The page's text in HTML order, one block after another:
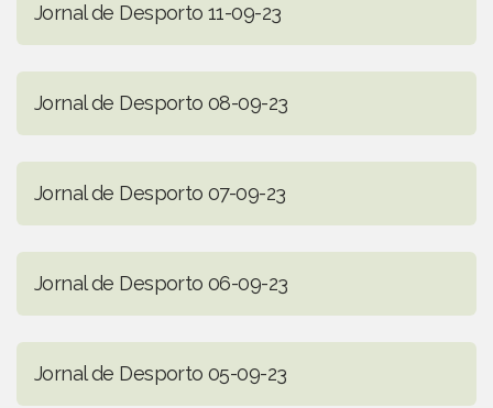
Jornal de Desporto 11-09-23
Jornal de Desporto 08-09-23
Jornal de Desporto 07-09-23
Jornal de Desporto 06-09-23
Jornal de Desporto 05-09-23